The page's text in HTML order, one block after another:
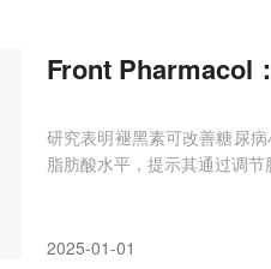
Front Pharmacol
研究表明褪黑素可改善糖尿
脂肪酸水平，提示其通过调节
2025-01-01